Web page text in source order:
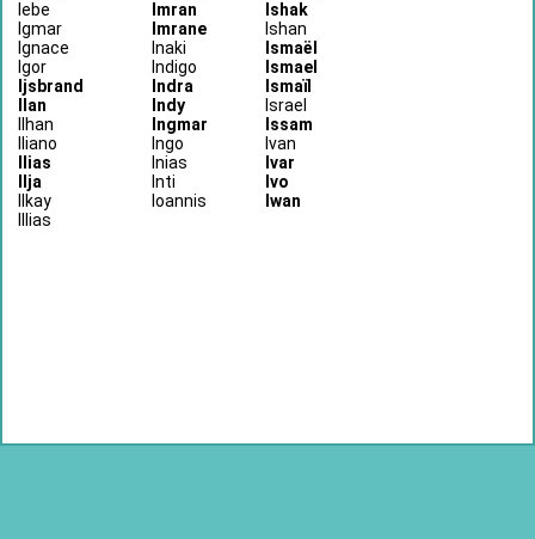
Iebe
Igmar
Ignace
Igor
Ijsbrand
Ilan
Ilhan
Iliano
Ilias
Ilja
Ilkay
Illias
Imran
Imrane
Inaki
Indigo
Indra
Indy
Ingmar
Ingo
Inias
Inti
Ioannis
Ishak
Ishan
Ismaël
Ismael
Ismaïl
Israel
Issam
Ivan
Ivar
Ivo
Iwan